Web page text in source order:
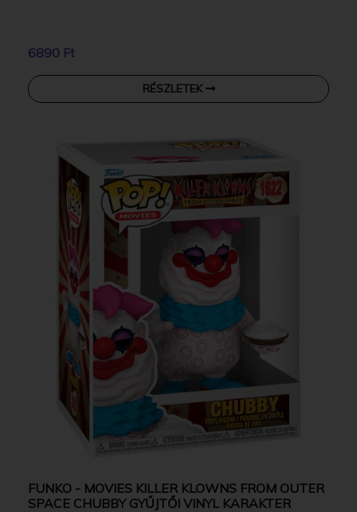
6890 Ft
RÉSZLETEK
FUNKO - MOVIES KILLER KLOWNS FROM OUTER
SPACE CHUBBY GYŰJTŐI VINYL KARAKTER